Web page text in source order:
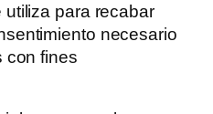
para recabar
necesario
con fines